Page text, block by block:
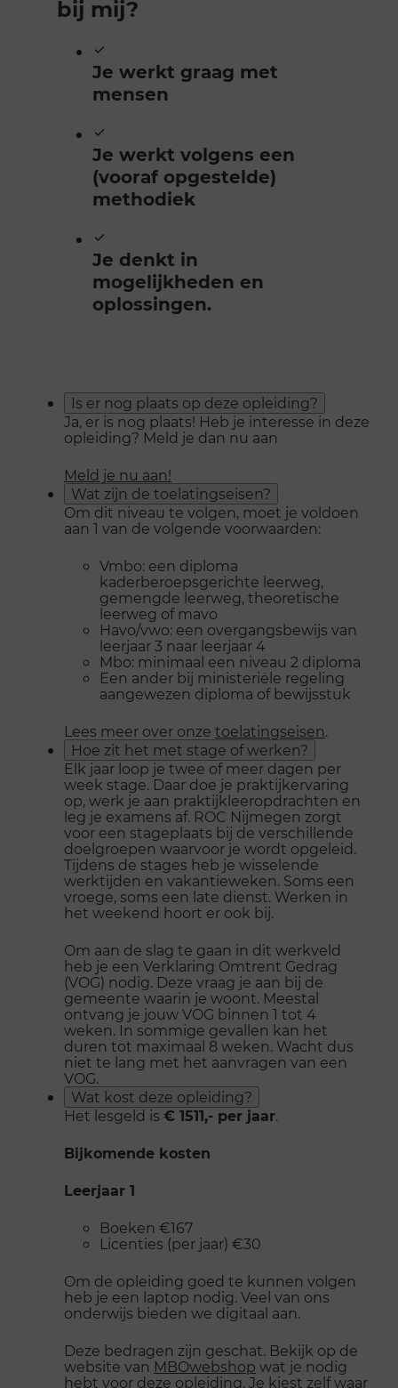
bij mij?
Je werkt graag met
mensen
Je werkt volgens een
(vooraf opgestelde)
methodiek
Je denkt in
mogelijkheden en
oplossingen.
Is er nog plaats op deze opleiding?
Ja, er is nog plaats! Heb je interesse in deze
opleiding? Meld je dan nu aan
Meld je nu aan!
Wat zijn de toelatingseisen?
Om dit niveau te volgen, moet je voldoen
aan 1 van de volgende voorwaarden:
Vmbo: een diploma
kaderberoepsgerichte leerweg,
gemengde leerweg, theoretische
leerweg of mavo
Havo/vwo: een overgangsbewijs van
leerjaar 3 naar leerjaar 4
Mbo: minimaal een niveau 2 diploma
Een ander bij ministeriële regeling
aangewezen diploma of bewijsstuk
Lees meer over onze toelatingseisen.
Hoe zit het met stage of werken?
Elk jaar loop je twee of meer dagen per
week stage. Daar doe je praktijkervaring
op, werk je aan praktijkleeropdrachten en
leg je examens af. ROC Nijmegen zorgt
voor een stageplaats bij de verschillende
doelgroepen waarvoor je wordt opgeleid.
Tijdens de stages heb je wisselende
werktijden en vakantieweken. Soms een
vroege, soms een late dienst. Werken in
het weekend hoort er ook bij.
Om aan de slag te gaan in dit werkveld
heb je een Verklaring Omtrent Gedrag
(VOG) nodig. Deze vraag je aan bij de
gemeente waarin je woont. Meestal
ontvang je jouw VOG binnen 1 tot 4
weken. In sommige gevallen kan het
duren tot maximaal 8 weken. Wacht dus
niet te lang met het aanvragen van een
VOG.
Wat kost deze opleiding?
Het lesgeld is € 1511,- per jaar.
Bijkomende kosten
Leerjaar 1
Boeken €167
Licenties (per jaar) €30
Om de opleiding goed te kunnen volgen
heb je een laptop nodig. Veel van ons
onderwijs bieden we digitaal aan.
Deze bedragen zijn geschat. Bekijk op de
website van MBOwebshop wat je nodig
hebt voor deze opleiding. Je kiest zelf waar